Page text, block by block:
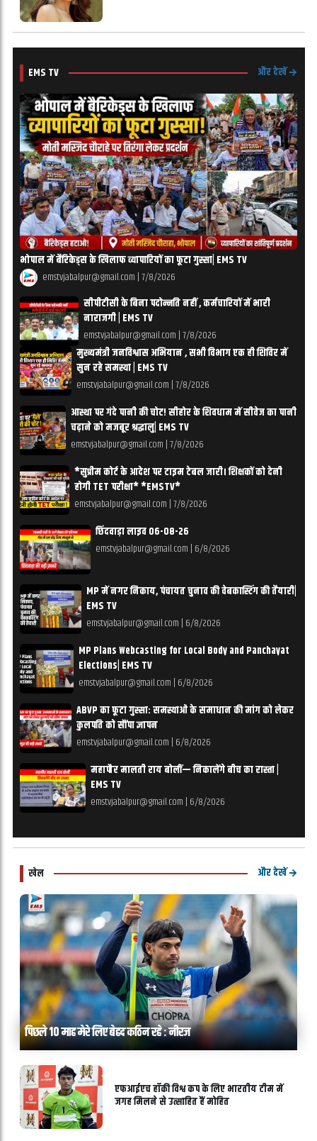
EMS TV और देखें
भोपाल में बैरिकेड्स के खिलाफ व्यापारियों का फूटा गुस्सा| EMS TV
emstvjabalpur@gmail.com |7/8/2026
सीपीटीसी के बिना पदोन्नति नहीं , कर्मचारियों में भारी
नाराजगी | EMS TV
emstvjabalpur@gmail.com |7/8/2026
मुख्यमंत्री जनविश्वास अभियान , सभी विभाग एक ही शिविर में
सुन रहे समस्या | EMS TV
emstvjabalpur@gmail.com |7/8/2026
आस्था पर गंदे पानी की चोट! सीहोर के शिवधाम में सीवेज का पानी
चढ़ाने को मजबूर श्रद्धालु| EMS TV
emstvjabalpur@gmail.com |7/8/2026
*सुप्रीम कोर्ट के आदेश पर टाइम टेबल जारी। शिक्षकों को देनी
होगी TET परीक्षा* *EMSTV*
emstvjabalpur@gmail.com |7/8/2026
छिंदवाड़ा लाइव 06-08-26
emstvjabalpur@gmail.com | 6/8/2026
MP में नगर निकाय, पंचायत चुनाव की वेबकास्टिंग की तैयारी|
EMS TV
emstvjabalpur@gmail.com | 6/8/2026
MP Plans Webcasting for Local Body and Panchayat
Elections| EMS TV
emstvjabalpur@gmail.com | 6/8/2026
ABVP का फूटा गुस्सा: समस्याओं के समाधान की मांग को लेकर
कुलपति को सौंपा ज्ञापन
emstvjabalpur@gmail.com | 6/8/2026
महापौर मालती राय बोलीं— निकालेंगे बीच का रास्ता |
EMS TV
emstvjabalpur@gmail.com | 6/8/2026
खेल और देखें
पिछले 10 माह मेरे लिए बेहद कठिन रहे : नीरज
एफआईएच हॉकी विश्व कप के लिए भारतीय टीम में
जगह मिलने से उत्साहित हैं मोहित